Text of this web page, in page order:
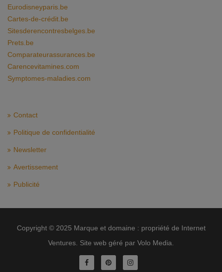
Eurodisneyparis.be
Cartes-de-crédit.be
Sitesderencontresbelges.be
Prets.be
Comparateurassurances.be
Carencevitamines.com
Symptomes-maladies.com
Contact
Politique de confidentialité
Newsletter
Avertissement
Publicité
Copyright © 2025 Marque et domaine : propriété de Internet
Ventures. Site web géré par Volo Media.